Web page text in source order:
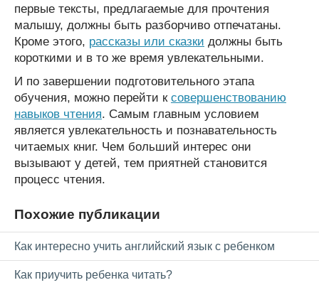
первые тексты, предлагаемые для прочтения
малышу, должны быть разборчиво отпечатаны.
Кроме этого, рассказы или сказки должны быть
короткими и в то же время увлекательными.
И по завершении подготовительного этапа
обучения, можно перейти к совершенствованию
навыков чтения. Самым главным условием
является увлекательность и познавательность
читаемых книг. Чем больший интерес они
вызывают у детей, тем приятней становится
процесс чтения.
Похожие публикации
Как интересно учить английский язык с ребенком
Как приучить ребенка читать?